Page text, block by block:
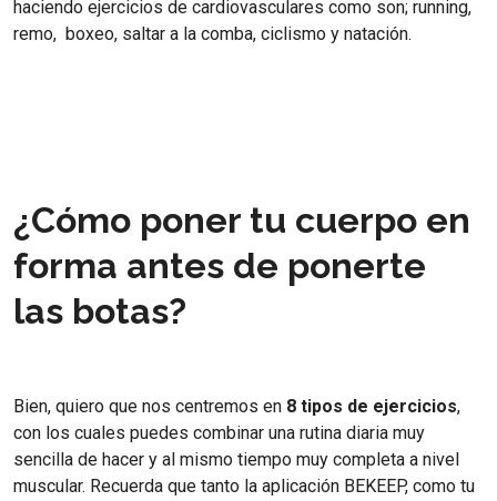
haciendo ejercicios de cardiovasculares como son; running,
remo, boxeo, saltar a la comba, ciclismo y natación.
¿Cómo poner tu cuerpo en
forma antes de ponerte
las botas?
Bien, quiero que nos centremos en 8 tipos de ejercicios,
con los cuales puedes combinar una rutina diaria muy
sencilla de hacer y al mismo tiempo muy completa a nivel
muscular. Recuerda que tanto la aplicación BEKEEP, como tu